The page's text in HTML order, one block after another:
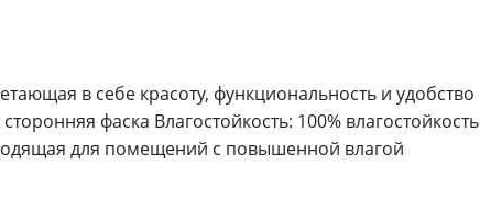
в себе красоту, функциональность и удобство
фаска Влагостойкость: 100% влагостойкость
для помещений с повышенной влагой
Телефон*
E-mail